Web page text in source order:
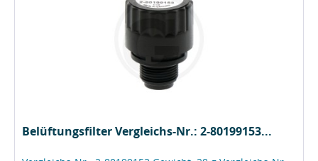
Belüftungsfilter Vergleichs-Nr.: 2-80199153...